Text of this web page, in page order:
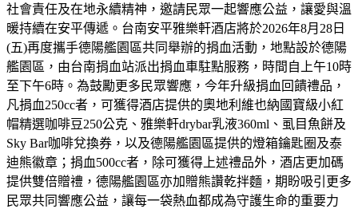
社會責任及在地永續精神，邀請民眾一起響應公益，讓愛與溫
暖持續在安平傳遞。台南安平雅樂軒酒店將於2026年8月28日
(五)再度攜手德陽艦園區共同舉辦的捐血活動，地點設於德陽
艦園區，由台南捐血站派出捐血車駐點服務，時間自上午10時
至下午6時。為鼓勵更多民眾響應，今年升級捐血回饋禮品，
凡捐血250cc者，可獲得酒店提供的奧地利維也納國寶級小紅
帽精選咖啡豆250公克、雅樂軒drybar乳液360ml、虱目魚餅及
Sky Bar咖啡兌換券，以及德陽艦園區提供的燈箱鑰匙圈及泰
迪熊徽章；捐血500cc者，除可獲得上述禮品外，酒店更加碼
提供雙倍贈禮，德陽艦園區亦加贈熊讚乾拌麵，期盼吸引更多
民眾共同響應公益，讓每一袋熱血都成為守護生命的重要力